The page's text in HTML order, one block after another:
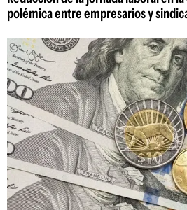
polémica entre empresarios y